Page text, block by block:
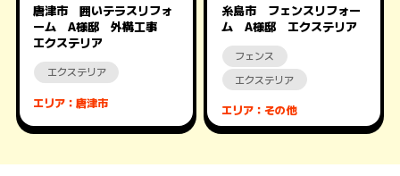
唐津市 囲いテラスリフォ
ーム A様邸 外構工事
エクステリア
エクステリア
エリア：唐津市
糸島市 フェンスリフォー
ム A様邸 エクステリア
フェンス
エクステリア
エリア：その他